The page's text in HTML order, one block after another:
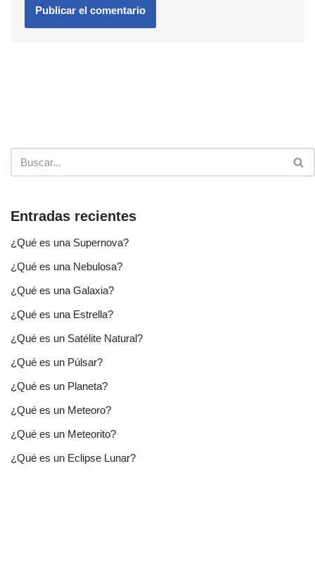
Entradas recientes
¿Qué es una Supernova?
¿Qué es una Nebulosa?
¿Qué es una Galaxia?
¿Qué es una Estrella?
¿Qué es un Satélite Natural?
¿Qué es un Púlsar?
¿Qué es un Planeta?
¿Qué es un Meteoro?
¿Qué es un Meteorito?
¿Qué es un Eclipse Lunar?